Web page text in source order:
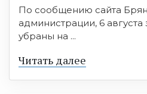
По сообщению сайта
администрации, 6
убраны на ...
Читать далее